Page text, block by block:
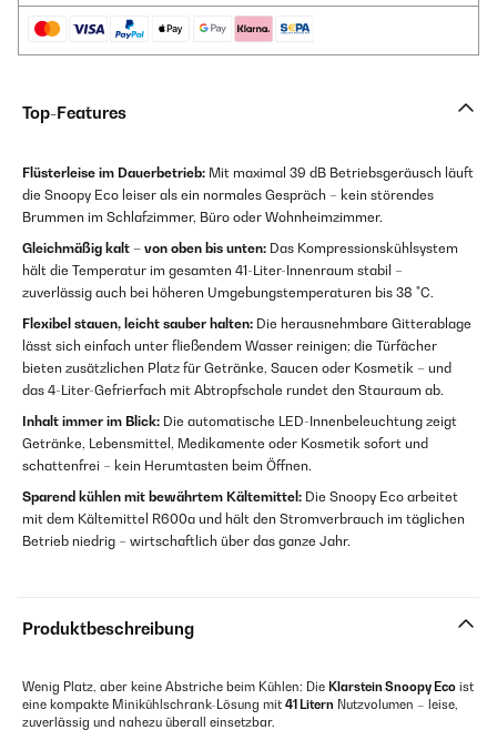
Top-Features
Flüsterleise im Dauerbetrieb: Mit maximal 39 dB Betriebsgeräusch läuft
die Snoopy Eco leiser als ein normales Gespräch – kein störendes
Brummen im Schlafzimmer, Büro oder Wohnheimzimmer.
Gleichmäßig kalt – von oben bis unten: Das Kompressionskühlsystem
hält die Temperatur im gesamten 41-Liter-Innenraum stabil –
zuverlässig auch bei höheren Umgebungstemperaturen bis 38 °C.
Flexibel stauen, leicht sauber halten: Die herausnehmbare Gitterablage
lässt sich einfach unter fließendem Wasser reinigen; die Türfächer
bieten zusätzlichen Platz für Getränke, Saucen oder Kosmetik – und
das 4-Liter-Gefrierfach mit Abtropfschale rundet den Stauraum ab.
Inhalt immer im Blick: Die automatische LED-Innenbeleuchtung zeigt
Getränke, Lebensmittel, Medikamente oder Kosmetik sofort und
schattenfrei – kein Herumtasten beim Öffnen.
Sparend kühlen mit bewährtem Kältemittel: Die Snoopy Eco arbeitet
mit dem Kältemittel R600a und hält den Stromverbrauch im täglichen
Betrieb niedrig – wirtschaftlich über das ganze Jahr.
Produktbeschreibung
Wenig Platz, aber keine Abstriche beim Kühlen: Die Klarstein Snoopy Eco ist
eine kompakte Minikühlschrank-Lösung mit 41 Litern Nutzvolumen – leise,
zuverlässig und nahezu überall einsetzbar.